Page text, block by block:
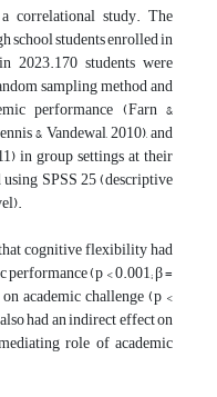
correlational study. The
school students enrolled in
students were
sampling method and
performance (Farn &
& Vandewal, 2010), and
in group settings at their
SPSS 25 (descriptive
cognitive flexibility had
(p < 0.001; β =
academic challenge (p <
had an indirect effect on
role of academic